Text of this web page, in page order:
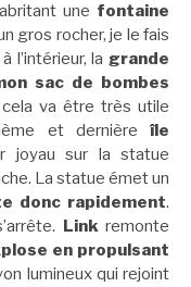
une fontaine
gros rocher, je le fais
l’intérieur, lagrande
sac de bombes
va être très utile
et dernièreîle
joyau sur la statue
La statue émet un
donc rapidement.
Linkremonte
en propulsant
lumineux qui rejoint